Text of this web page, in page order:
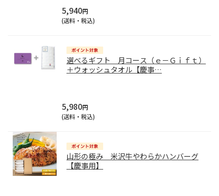
5,940円
(送料・税込)
選べるギフト 月コース（ｅ－Ｇｉｆｔ）
＋ウォッシュタオル【慶事…
5,980円
(送料・税込)
山形の極み 米沢牛やわらかハンバーグ
【慶事用】